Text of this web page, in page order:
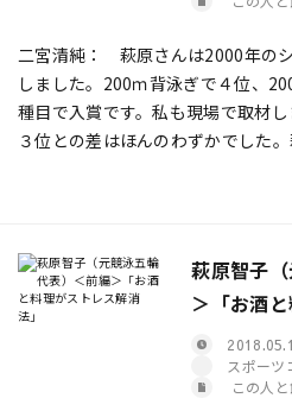
二宮清純： 萩原さんは2000年の
しました。200ｍ背泳ぎで４位、
種目で入賞です。私も現場で取材
３位との差はほんのわずかでした
萩原智子
＞「お酒
スポーツ
この人